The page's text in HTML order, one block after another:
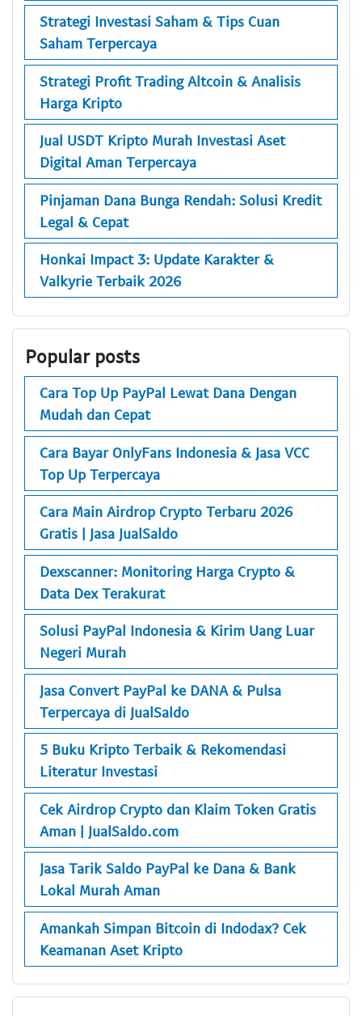
Strategi Investasi Saham & Tips Cuan
Saham Terpercaya
Strategi Profit Trading Altcoin & Analisis
Harga Kripto
Jual USDT Kripto Murah Investasi Aset
Digital Aman Terpercaya
Pinjaman Dana Bunga Rendah: Solusi Kredit
Legal & Cepat
Honkai Impact 3: Update Karakter &
Valkyrie Terbaik 2026
Popular posts
Cara Top Up PayPal Lewat Dana Dengan
Mudah dan Cepat
Cara Bayar OnlyFans Indonesia & Jasa VCC
Top Up Terpercaya
Cara Main Airdrop Crypto Terbaru 2026
Gratis | Jasa JualSaldo
Dexscanner: Monitoring Harga Crypto &
Data Dex Terakurat
Solusi PayPal Indonesia & Kirim Uang Luar
Negeri Murah
Jasa Convert PayPal ke DANA & Pulsa
Terpercaya di JualSaldo
5 Buku Kripto Terbaik & Rekomendasi
Literatur Investasi
Cek Airdrop Crypto dan Klaim Token Gratis
Aman | JualSaldo.com
Jasa Tarik Saldo PayPal ke Dana & Bank
Lokal Murah Aman
Amankah Simpan Bitcoin di Indodax? Cek
Keamanan Aset Kripto